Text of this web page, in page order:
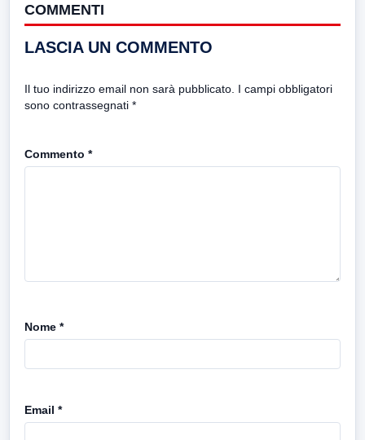
COMMENTI
LASCIA UN COMMENTO
Il tuo indirizzo email non sarà pubblicato. I campi obbligatori
sono contrassegnati *
Commento *
Nome *
Email *